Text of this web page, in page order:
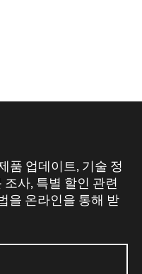
품 업데이트, 기술 정
조사, 특별 할인 관련
을 온라인을 통해 받